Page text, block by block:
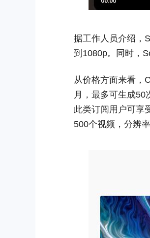
据工作人员介绍，
到1080p。同时，
从价格方面来看，
月，最多可生成50
此类订阅用户可享
500个视频，分辨